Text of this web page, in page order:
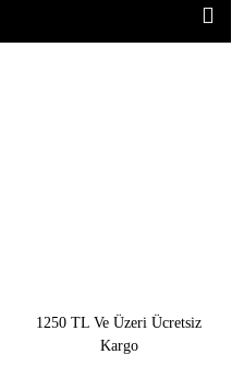
1250 TL Ve Üzeri Ücretsiz
Kargo